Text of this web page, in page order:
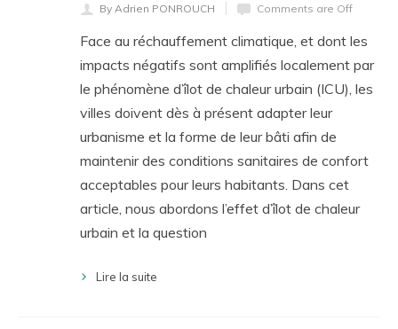
By Adrien PONROUCH Comments are Off
Face au réchauffement climatique, et dont les
impacts négatifs sont amplifiés localement par
le phénomène d’îlot de chaleur urbain (ICU), les
villes doivent dès à présent adapter leur
urbanisme et la forme de leur bâti afin de
maintenir des conditions sanitaires de confort
acceptables pour leurs habitants. Dans cet
article, nous abordons l’effet d’îlot de chaleur
urbain et la question
Lire la suite